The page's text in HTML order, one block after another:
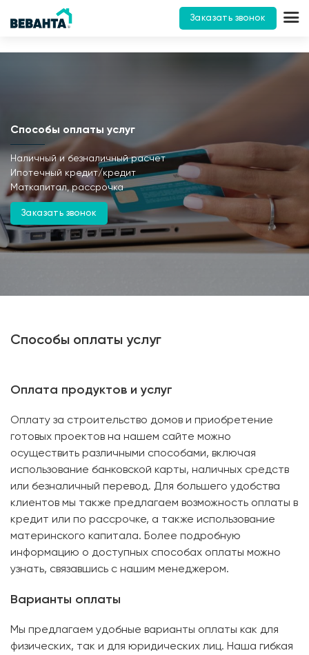
Заказать звонок
Способы оплаты услуг
Наличный и безналичный расчет
Ипотечный кредит/кредит
Маткапитал, рассрочка
Заказать звонок
Способы оплаты услуг
Оплата продуктов и услуг
Оплату за строительство домов и приобретение
готовых проектов на нашем сайте можно
осуществить различными способами, включая
использование банковской карты, наличных средств
или безналичный перевод. Для большего удобства
клиентов мы также предлагаем возможность оплаты в
кредит или по рассрочке, а также использование
материнского капитала. Более подробную
информацию о доступных способах оплаты можно
узнать, связавшись с нашим менеджером.
Варианты оплаты
Мы предлагаем удобные варианты оплаты как для
физических, так и для юридических лиц. Наша гибкая